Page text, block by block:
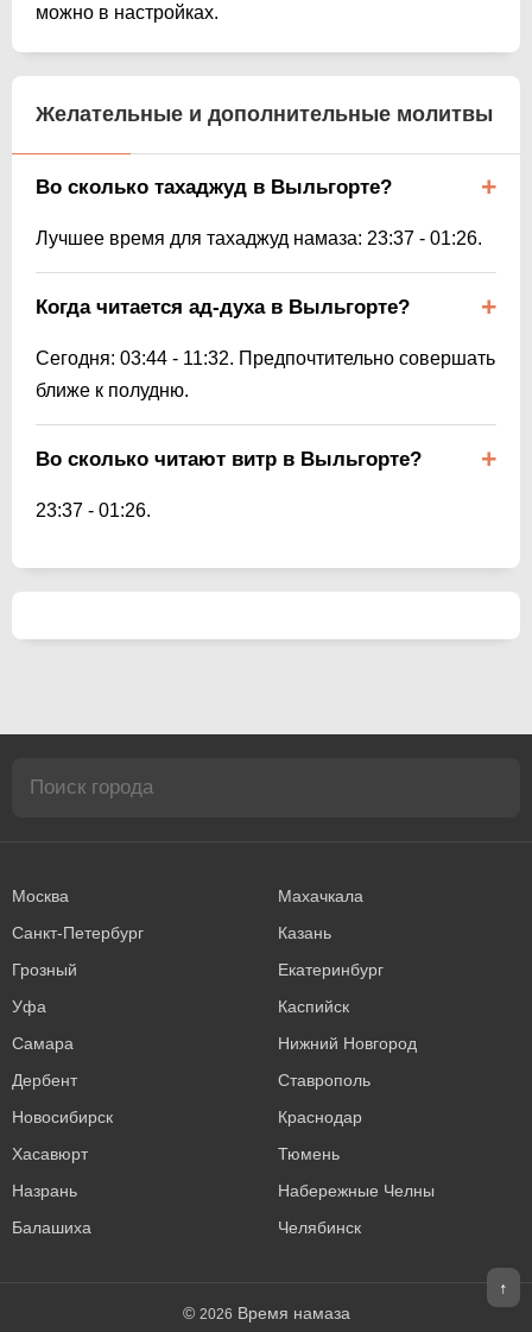
можно в настройках.
Желательные и дополнительные молитвы
Во сколько тахаджуд в Выльгорте?
Лучшее время для тахаджуд намаза: 23:37 - 01:26.
Когда читается ад-духа в Выльгорте?
Сегодня: 03:44 - 11:32. Предпочтительно совершать
ближе к полудню.
Во сколько читают витр в Выльгорте?
23:37 - 01:26.
Москва
Махачкала
Санкт-Петербург
Казань
Грозный
Екатеринбург
Уфа
Каспийск
Самара
Нижний Новгород
Дербент
Ставрополь
Новосибирск
Краснодар
Хасавюрт
Тюмень
Назрань
Набережные Челны
Балашиха
Челябинск
© 2026 Время намаза
↑